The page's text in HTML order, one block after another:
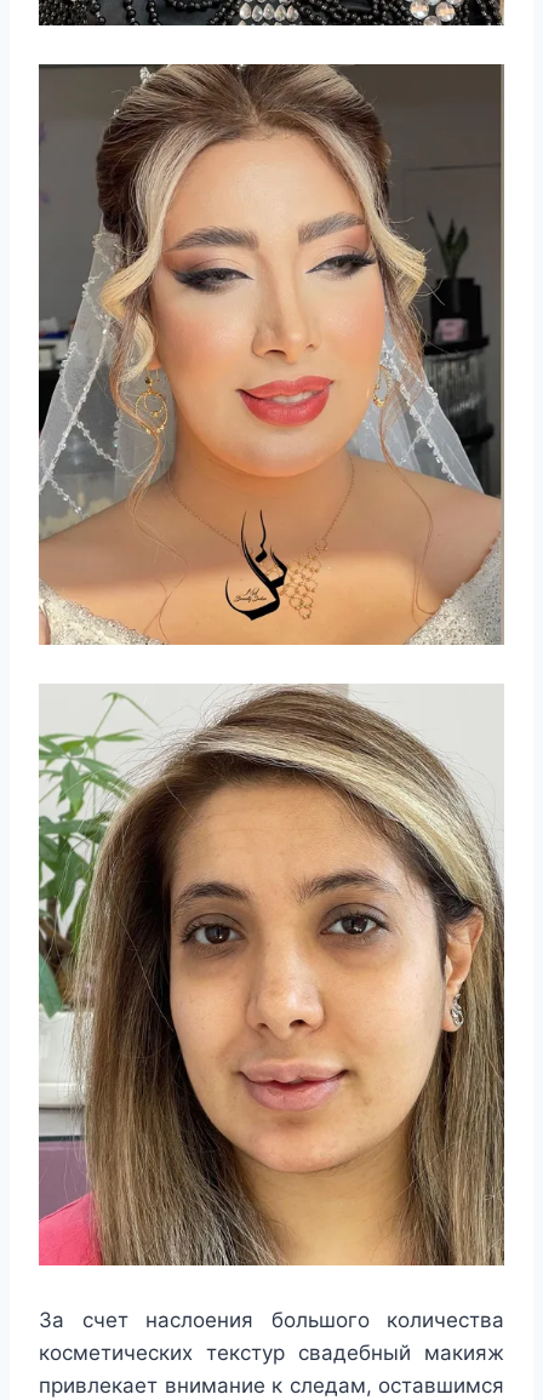
За счет наслоения большого количества
косметических текстур свадебный макияж
привлекает внимание к следам, оставшимся